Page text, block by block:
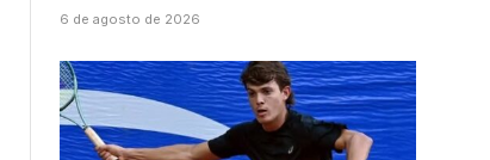
6 de agosto de 2026